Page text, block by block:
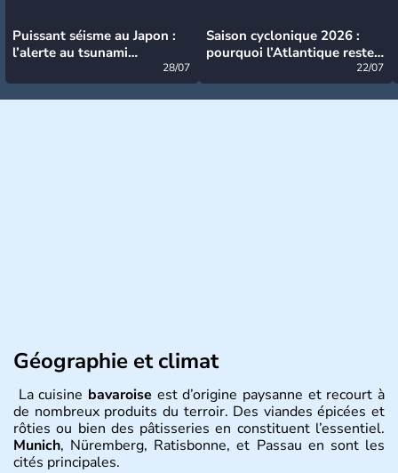
Puissant séisme au Japon :
l’alerte au tsunami
28/07
Saison cyclonique 2026 :
pourquoi l’Atlantique reste
22/07
Géographie et climat
La cuisine bavaroise est d’origine paysanne et recourt à
de nombreux produits du terroir. Des viandes épicées et
rôties ou bien des pâtisseries en constituent l’essentiel.
Munich, Nüremberg, Ratisbonne, et Passau en sont les
cités principales.